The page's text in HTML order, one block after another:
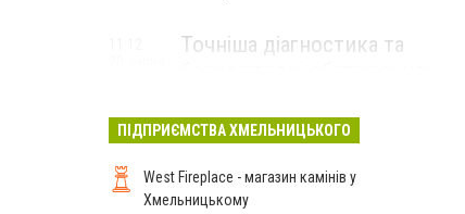
Точніша діагностика та
протипухлинному центрі
запрацював новий
томограф
ПІДПРИЄМСТВА ХМЕЛЬНИЦЬКОГО
West Fireplace - магазин камінів у
Хмельницькому